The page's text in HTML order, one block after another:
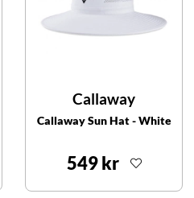
Callaway
Callaway Sun Hat - White
549 kr